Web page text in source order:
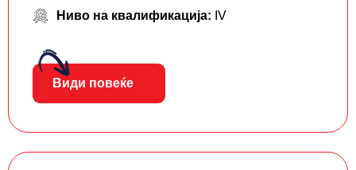
Ниво на квалификација: IV
Види повеќе